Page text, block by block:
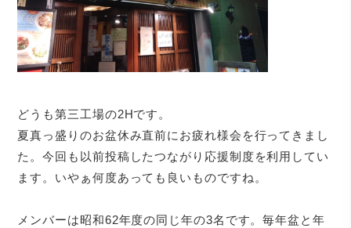
どうも第三工場の2Hです。
夏真っ盛りのお盆休み直前にお疲れ様会を行ってきまし
た。今回も以前投稿したつながり応援制度を利用してい
ます。いやぁ何度あっても良いものですね。
メンバーは昭和62年度の同じ年の3名です。毎年盆と年